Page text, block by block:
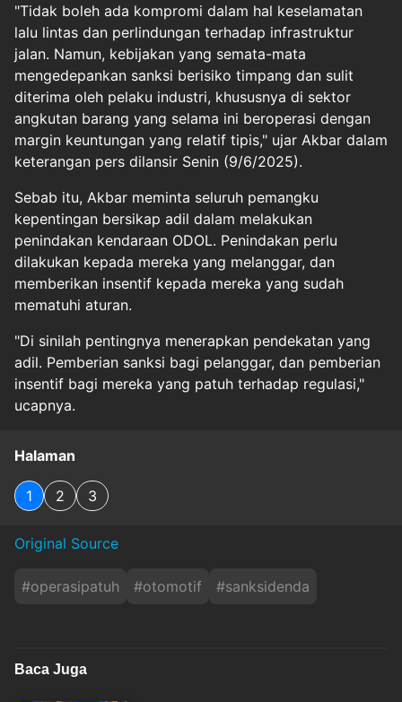
"Tidak boleh ada kompromi dalam hal keselamatan
lalu lintas dan perlindungan terhadap infrastruktur
jalan. Namun, kebijakan yang semata-mata
mengedepankan sanksi berisiko timpang dan sulit
diterima oleh pelaku industri, khususnya di sektor
angkutan barang yang selama ini beroperasi dengan
margin keuntungan yang relatif tipis," ujar Akbar dalam
keterangan pers dilansir Senin (9/6/2025).
Sebab itu, Akbar meminta seluruh pemangku
kepentingan bersikap adil dalam melakukan
penindakan kendaraan ODOL. Penindakan perlu
dilakukan kepada mereka yang melanggar, dan
memberikan insentif kepada mereka yang sudah
mematuhi aturan.
"Di sinilah pentingnya menerapkan pendekatan yang
adil. Pemberian sanksi bagi pelanggar, dan pemberian
insentif bagi mereka yang patuh terhadap regulasi,"
ucapnya.
Halaman
1 2 3
Original Source
#operasipatuh #otomotif #sanksidenda
Baca Juga